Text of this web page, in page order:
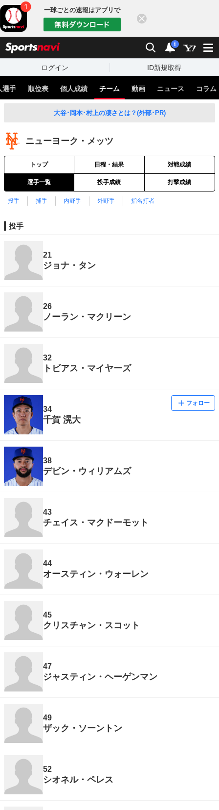
一球ごとの速報はアプリで
検索 通知
i
ログイン ID新規取得
選手 順位表 個人成績 チーム 動画 ニュース コラム
大谷･岡本･村上の凄さとは？(外部･PR)
ニューヨーク・メッツ
トップ 日程・結果 対戦成績
選手一覧 投手成績 打撃成績
投手 捕手 内野手 外野手 指名打者
投手
21
ジョナ・タン
26
ノーラン・マクリーン
32
トビアス・マイヤーズ
34
千賀 滉大
フォロー
38
デビン・ウィリアムズ
43
チェイス・マクドーモット
44
オースティン・ウォーレン
45
クリスチャン・スコット
47
ジャスティン・ヘーゲンマン
49
ザック・ソーントン
52
シオネル・ペレス